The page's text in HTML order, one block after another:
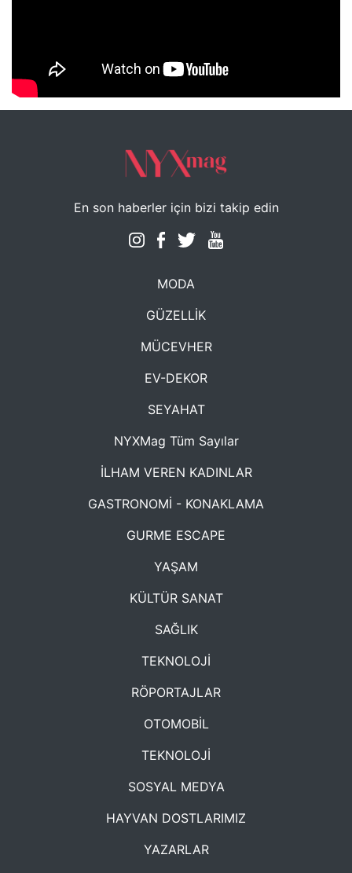
NYXmag 2. Yaş Kutlama Etkinliği
En son haberler için bizi takip edin
MODA
GÜZELLİK
MÜCEVHER
EV-DEKOR
SEYAHAT
NYXMag Tüm Sayılar
İLHAM VEREN KADINLAR
GASTRONOMİ - KONAKLAMA
GURME ESCAPE
YAŞAM
KÜLTÜR SANAT
SAĞLIK
TEKNOLOJİ
RÖPORTAJLAR
OTOMOBİL
TEKNOLOJİ
SOSYAL MEDYA
HAYVAN DOSTLARIMIZ
YAZARLAR